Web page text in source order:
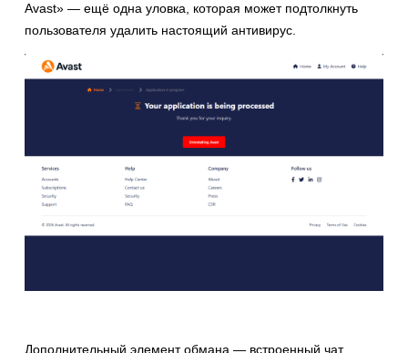
Avast» — ещё одна уловка, которая может подтолкнуть
пользователя удалить настоящий антивирус.
Дополнительный элемент обмана — встроенный чат